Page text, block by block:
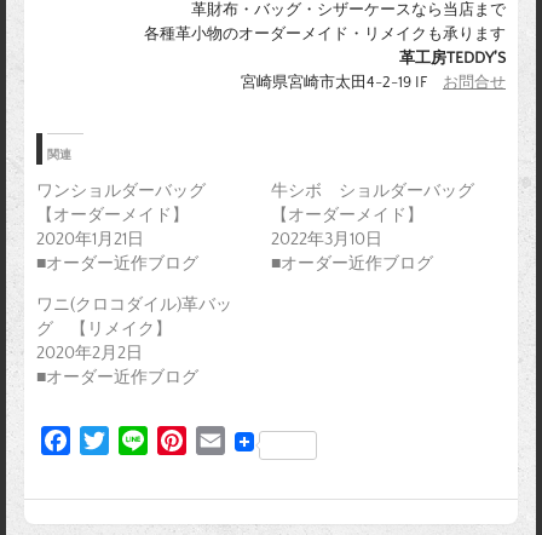
革財布・バッグ・シザーケースなら当店まで
各種革小物のオーダーメイド・リメイクも承ります
革工房TEDDY’S
宮崎県宮崎市太田4-2-19 IF お問合せ
関連
ワンショルダーバッグ
【オーダーメイド】
2020年1月21日
■オーダー近作ブログ
牛シボ ショルダーバッグ
【オーダーメイド】
2022年3月10日
■オーダー近作ブログ
ワニ(クロコダイル)革バッ
グ 【リメイク】
2020年2月2日
■オーダー近作ブログ
c
e
i
t
n
e
n
t
a
i